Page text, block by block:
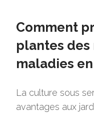
Comment
plantes des
maladies
La culture sous
avantages aux